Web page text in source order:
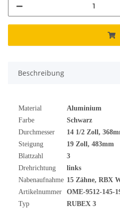
Beschreibung
Material
Aluminium
Farbe
Schwarz
Durchmesser
14 1/2 Zoll,
Steigung
19 Zoll, 483mm
Blattzahl
3
Drehrichtung
links
Nabenaufnahme 15 Zähne, RBX
Artikelnummer
OME-9512-145-
Typ
RUBEX 3